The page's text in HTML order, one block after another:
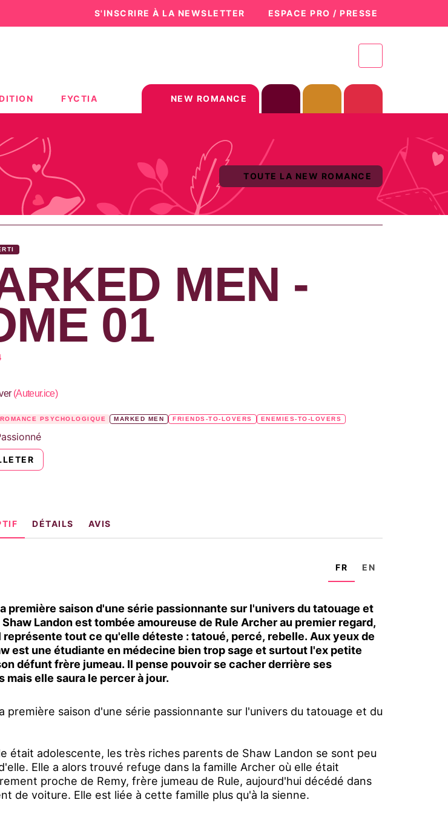
S'INSCRIRE À LA NEWSLETTER ESPACE PRO / PRESSE
FYCTIA NEW ROMANCE
TOUTE LA NEW ROMANCE
MEN -
01
(Auteur.ice)
ROMANCE PSYCHOLOGIQUE MARKED MEN FRIENDS-TO-LOVERS ENEMIES-TO-LOVERS
DÉTAILS AVIS
FR EN
première saison d'une série passionnante sur l'univers du tatouage et
Landon est tombée amoureuse de Rule Archer au premier regard,
représente tout ce qu'elle déteste : tatoué, percé, rebelle. Aux yeux de
est une étudiante en médecine bien trop sage et surtout l'ex petite
défunt frère jumeau. Il pense pouvoir se cacher derrière ses
mais elle saura le percer à jour.
première saison d'une série passionnante sur l'univers du tatouage et du
était adolescente, les très riches parents de Shaw Landon se sont peu
Elle a alors trouvé refuge dans la famille Archer où elle était
proche de Remy, frère jumeau de Rule, aujourd'hui décédé dans
de voiture. Elle est liée à cette famille plus qu'à la sienne.